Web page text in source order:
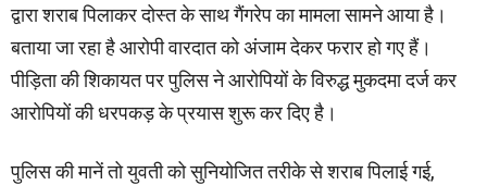
द्वारा शराब पिलाकर दोस्त के साथ गैंगरेप का मामला सामने आया है।
बताया जा रहा है आरोपी वारदात को अंजाम देकर फरार हो गए हैं।
पीड़िता की शिकायत पर पुलिस ने आरोपियों के विरुद्ध मुकदमा दर्ज कर
आरोपियों की धरपकड़ के प्रयास शुरू कर दिए है।
पुलिस की मानें तो युवती को सुनियोजित तरीके से शराब पिलाई गई,